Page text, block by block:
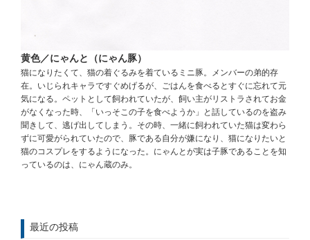
黄色／にゃんと（にゃん豚）
猫になりたくて、猫の着ぐるみを着ているミニ豚。メンバーの弟的存
在。いじられキャラですぐめげるが、ごはんを食べるとすぐに忘れて元
気になる。ペットとして飼われていたが、飼い主がリストラされてお金
がなくなった時、「いっそこの子を食べようか」と話しているのを盗み
聞きして、逃げ出してしまう。その時、一緒に飼われていた猫は変わら
ずに可愛がられていたので、豚である自分が嫌になり、猫になりたいと
猫のコスプレをするようになった。にゃんとが実は子豚であることを知
っているのは、にゃん蔵のみ。
最近の投稿